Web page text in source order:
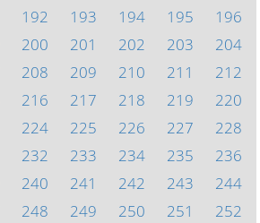
192 193 194 195
196
200 201 202 203
204
208 209 210 211
212
216 217 218 219
220
224 225 226 227
228
232 233 234 235
236
240 241 242 243
244
248 249 250 251
252